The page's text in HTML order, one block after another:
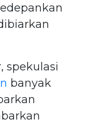
spekulasi
banyak